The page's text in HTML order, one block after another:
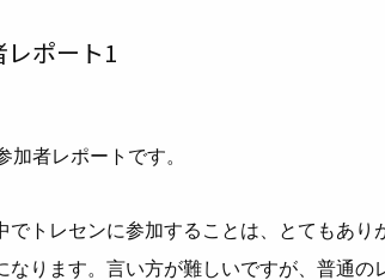
レポート1
加者レポートです。
でトレセンに参加することは、とてもあり
なります。言い方が難しいですが、普通の